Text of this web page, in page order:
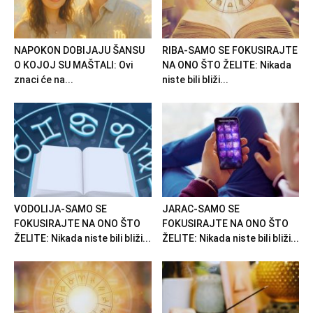
NAPOKON DOBIJAJU ŠANSU
O KOJOJ SU MAŠTALI: Ovi
znaci će na...
RIBA-SAMO SE FOKUSIRAJTE
NA ONO ŠTO ŽELITE: Nikada
niste bili bliži...
VODOLIJA-SAMO SE
FOKUSIRAJTE NA ONO ŠTO
ŽELITE: Nikada niste bili bliži...
JARAC-SAMO SE
FOKUSIRAJTE NA ONO ŠTO
ŽELITE: Nikada niste bili bliži...